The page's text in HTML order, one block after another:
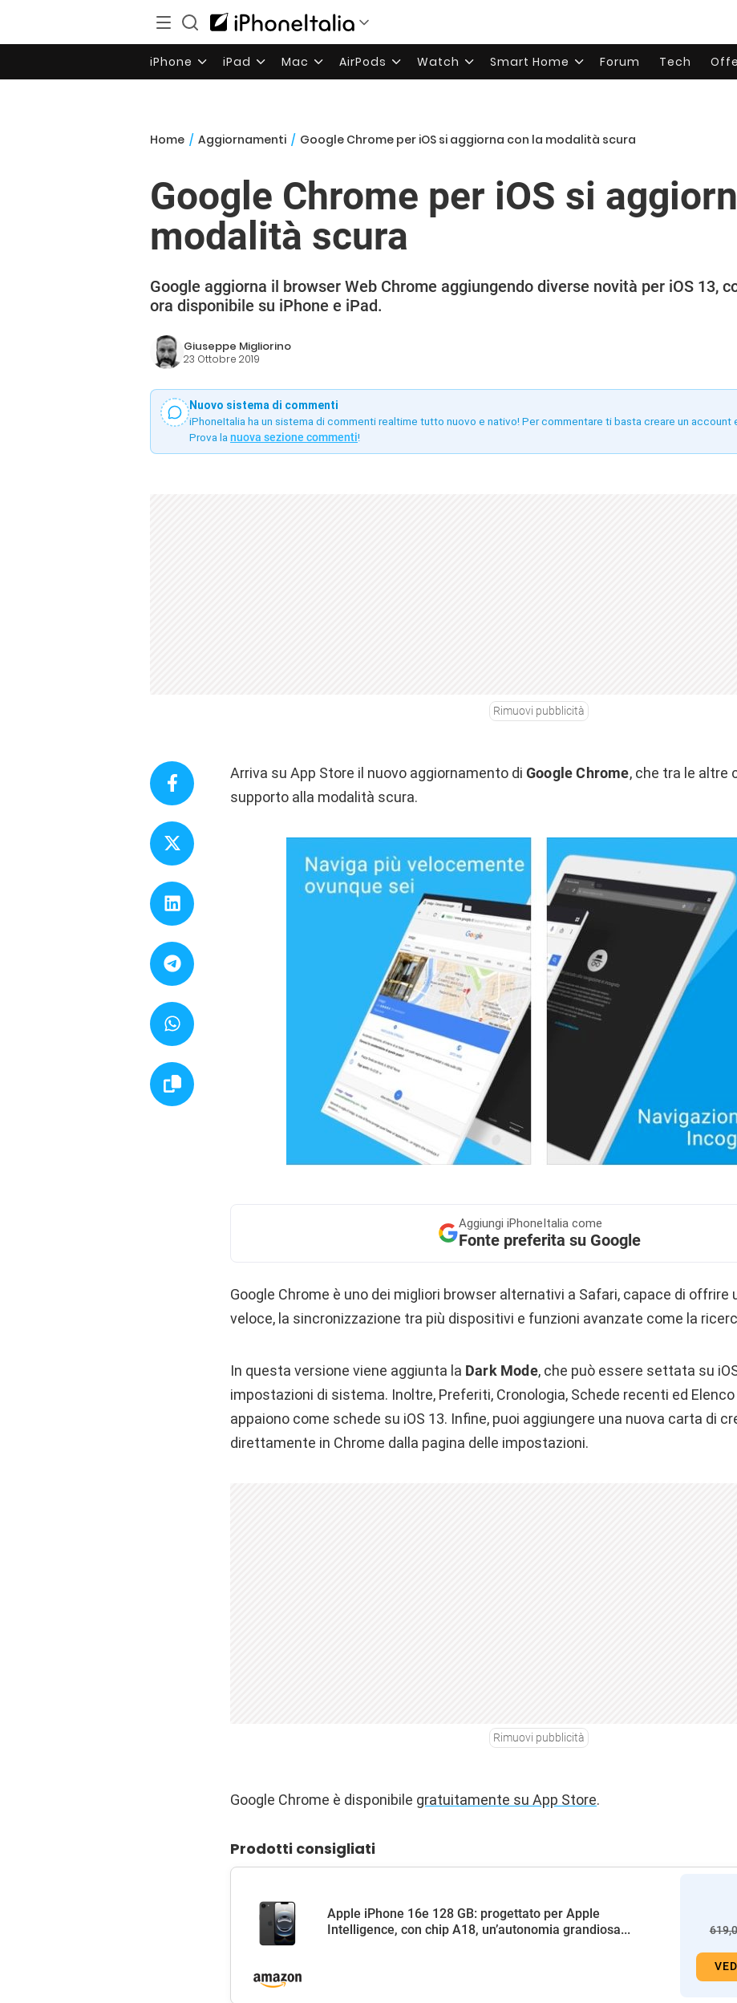
iPhone iPad Mac AirPods Watch Smart Home Forum Tech
Home / Aggiornamenti / Google Chrome per iOS si aggiorna con la modalità scura
Google Chrome per iOS si
modalità scura
Google aggiorna il browser Web Chrome aggiungendo diverse novità per iOS 13,
ora disponibile su iPhone e iPad.
Giuseppe Migliorino
23 Ottobre 2019
Nuovo sistema di commenti
iPhoneItalia ha un sistema di commenti realtime tutto nuovo e nativo! Per commentare ti basta creare un account
Prova la nuova sezione commenti!
Rimuovi pubblicità
Arriva su App Store il nuovo aggiornamento di Google Chrome, che tra le altre
supporto alla modalità scura.
Aggiungi iPhoneItalia come
Fonte preferita su Google
Google Chrome è uno dei migliori browser alternativi a Safari, capace di offrire
veloce, la sincronizzazione tra più dispositivi e funzioni avanzate come la
In questa versione viene aggiunta la Dark Mode, che può essere settata su
impostazioni di sistema. Inoltre, Preferiti, Cronologia, Schede recenti ed
appaiono come schede su iOS 13. Infine, puoi aggiungere una nuova carta di
direttamente in Chrome dalla pagina delle impostazioni.
Rimuovi pubblicità
Google Chrome è disponibile gratuitamente su App Store.
Prodotti consigliati
Apple iPhone 16e 128 GB: progettato per Apple
Intelligence, con chip A18, un’autonomia grandiosa...